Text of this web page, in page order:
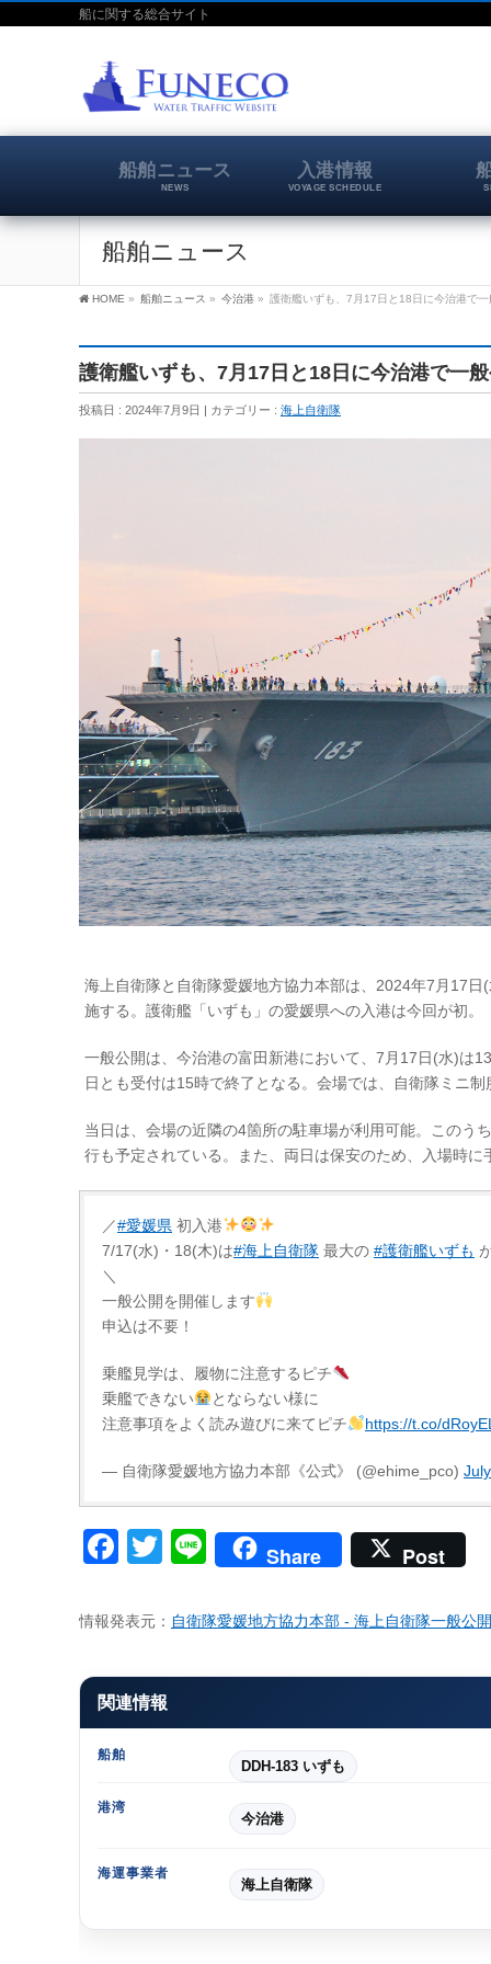
船に関する総合サイト
船舶ニュース
NEWS
入港情報
VOYAGE SCHEDULE
船舶ニュース
HOME » 船舶ニュース » 今治港 » 護衛艦いずも、7月17日と18日に今治港で
護衛艦いずも、7月17日と18日に今治港で一
投稿日 : 2024年7月9日 カテゴリー : 海上自衛隊
海上自衛隊と自衛隊愛媛地方協力本部は、2024年7月17
施する。護衛艦「いずも」の愛媛県への入港は今回が初。
一般公開は、今治港の富田新港において、7月17日(水)は
日とも受付は15時で終了となる。会場では、自衛隊ミニ
当日は、会場の近隣の4箇所の駐車場が利用可能。このう
行も予定されている。また、両日は保安のため、入場時に
／#愛媛県 初入港
7/17(水)・18(木)は#海上自衛隊 最大の #護衛艦いずも
＼
一般公開を開催します
申込は不要！
乗艦見学は、履物に注意するピチ
乗艦できない
とならない様に
注意事項をよく読み遊びに来てピチ
https://t.co/
— 自衛隊愛媛地方協力本部《公式》 (@ehime_pco)
Facebook
Twitter
LineShare Post
情報発表元： 自衛隊愛媛地方協力本部 - 海上自衛隊一般公
関連情報
船舶
DDH-183 いずも
港湾
今治港
海運事業者
海上自衛隊